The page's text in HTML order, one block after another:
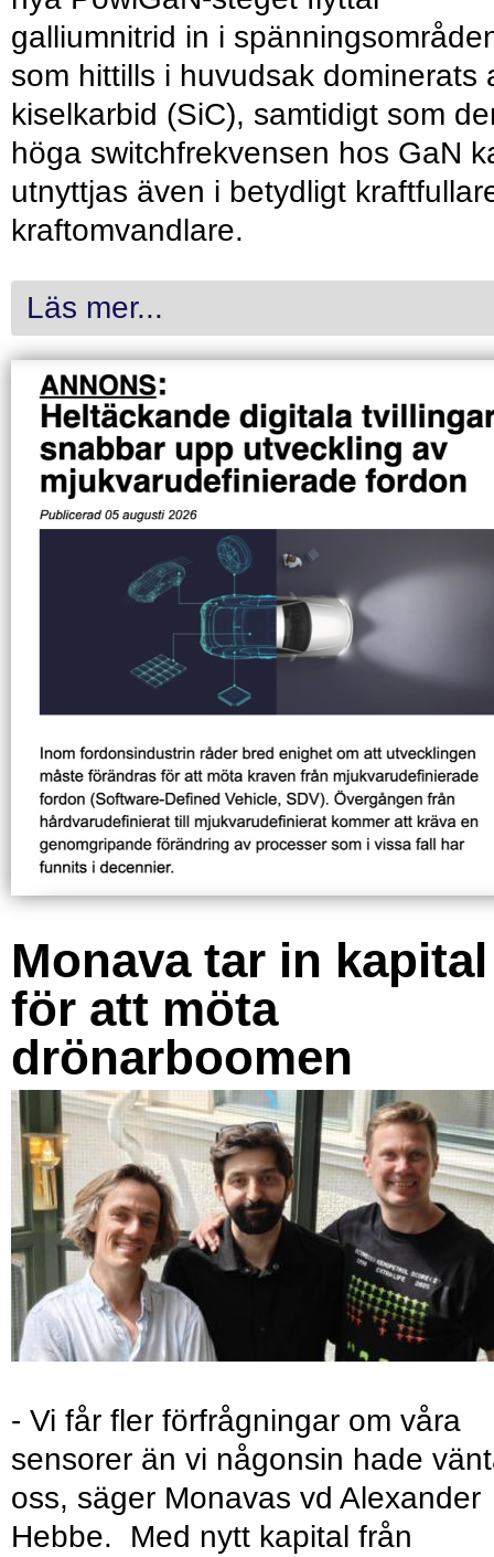
galliumnitrid in i
som hittills i huvudsak dominerats
kiselkarbid (SiC), samtidigt som
höga switchfrekvensen hos GaN
utnyttjas även i betydligt
kraftomvandlare.
Läs mer...
Monava tar in kapital
för att möta
drönarboomen
- Vi får fler förfrågningar om våra
sensorer än vi någonsin hade
oss, säger Monavas vd Alexander
Hebbe. Med nytt kapital från